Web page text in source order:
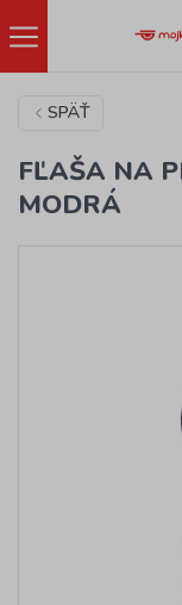
SPÄŤ
FĽAŠA NA
MODRÁ